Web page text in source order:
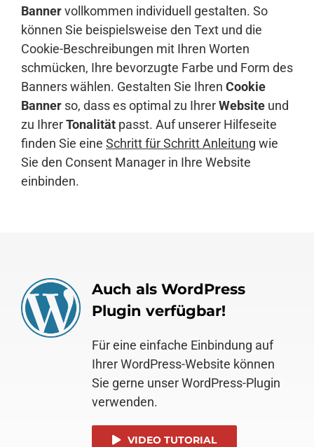
Bannervollkommen individuell gestalten. So
können Sie beispielsweise den Text und die
Cookie-Beschreibungen mit Ihren Worten
schmücken, Ihre bevorzugte Farbe und Form des
Banners wählen. Gestalten Sie Ihren Cookie
Banner so, dass es optimal zu IhrerWebsite und
zu IhrerTonalität passt. Auf unserer Hilfeseite
finden Sie eine Schritt für Schritt Anleitung wie
Sie den Consent Manager in Ihre Website
einbinden.
Auch als WordPress
Plugin verfügbar!
Für eine einfache Einbindung auf
Ihrer WordPress-Website können
Sie gerne unser WordPress-Plugin
verwenden.
VIDEO TUTORIAL